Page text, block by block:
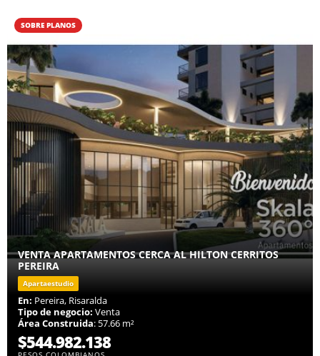
SOBRE PLANOS
VENTA APARTAMENTOS CERCA AL HILTON CERRITOS
PEREIRA
Apartaestudio
En: Pereira, Risaralda
Tipo de negocio: Venta
Área Construida: 57.66 m²
$544.982.138